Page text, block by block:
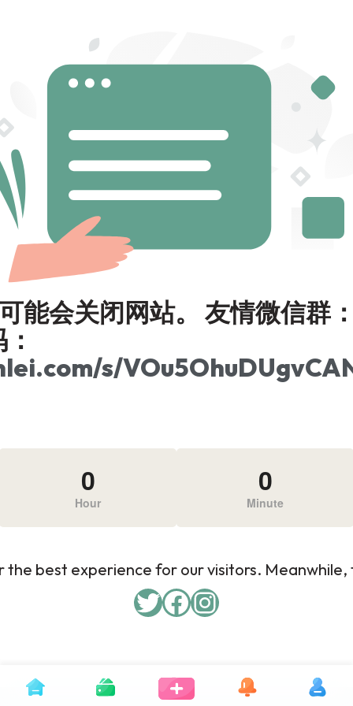
能会关闭网站。 友情微信群
s/
0
Hour
0
Minute
best experience for our visitors. Meanwhile,